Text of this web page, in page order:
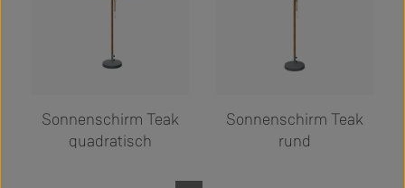
Sonnenschirm Teak
quadratisch
Sonnenschirm Teak
rund